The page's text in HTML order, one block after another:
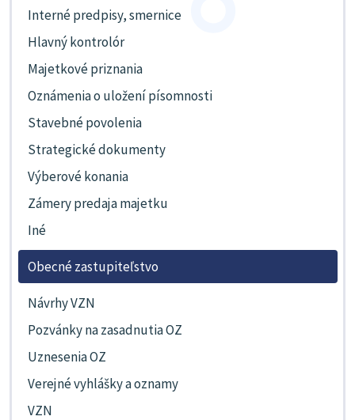
Interné predpisy, smernice
Hlavný kontrolór
Majetkové priznania
Oznámenia o uložení písomnosti
Stavebné povolenia
Strategické dokumenty
Výberové konania
Zámery predaja majetku
Iné
Obecné zastupiteľstvo
Návrhy VZN
Pozvánky na zasadnutia OZ
Uznesenia OZ
Verejné vyhlášky a oznamy
VZN